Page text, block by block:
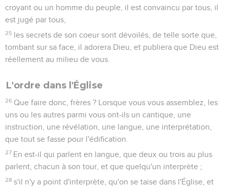
croyant ou un homme du peuple, il est convaincu par tous, il
est jugé par tous,
25 les secrets de son coeur sont dévoilés, de telle sorte que,
tombant sur sa face, il adorera Dieu, et publiera que Dieu est
réellement au milieu de vous.
L'ordre dans l'Église
26 Que faire donc, frères ? Lorsque vous vous assemblez, les
uns ou les autres parmi vous ont-ils un cantique, une
instruction, une révélation, une langue, une interprétation,
que tout se fasse pour l'édification.
27 En est-il qui parlent en langue, que deux ou trois au plus
parlent, chacun à son tour, et que quelqu'un interprète ;
28 s'il n'y a point d'interprète, qu'on se taise dans l'Église, et